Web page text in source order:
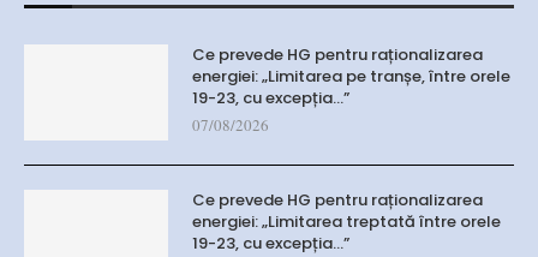
Ce prevede HG pentru raționalizarea
energiei: „Limitarea pe tranșe, între orele
19-23, cu excepția…”
07/08/2026
Ce prevede HG pentru raționalizarea
energiei: „Limitarea treptată între orele
19-23, cu excepția…”